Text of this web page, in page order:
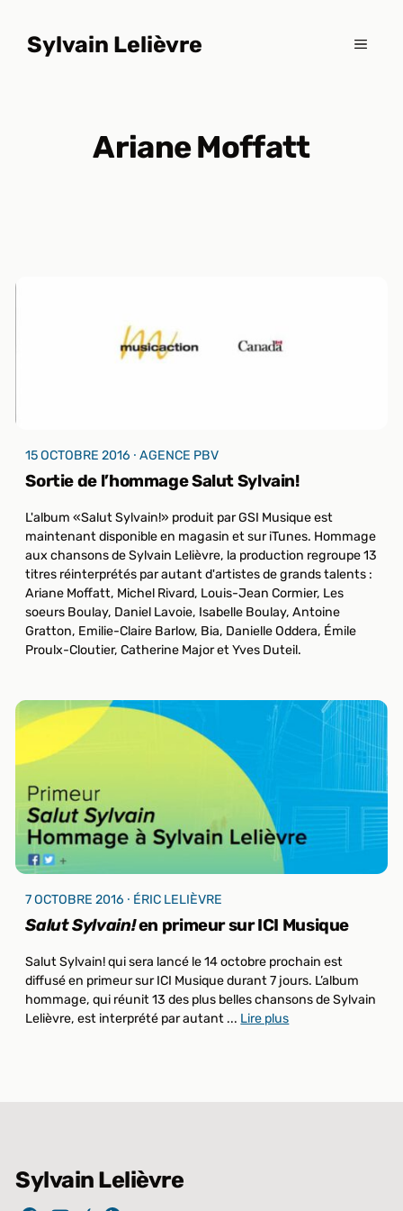
contenuSylvain Lelièvre MENU
Ariane Moffatt
Sortie de l’hommage Salut Sylvain!
15 OCTOBRE 2016 ⸱ AGENCE PBV
L'album «Salut Sylvain!» produit par GSI Musique est
maintenant disponible en magasin et sur iTunes. Hommage
aux chansons de Sylvain Lelièvre, la production regroupe 13
titres réinterprétés par autant d'artistes de grands talents :
Ariane Moffatt, Michel Rivard, Louis-Jean Cormier, Les
soeurs Boulay, Daniel Lavoie, Isabelle Boulay, Antoine
Gratton, Emilie-Claire Barlow, Bia, Danielle Oddera, Émile
Proulx-Cloutier, Catherine Major et Yves Duteil.
Salut Sylvain!en primeur sur ICI Musique
7 OCTOBRE 2016 ⸱ ÉRIC LELIÈVRE
Salut Sylvain! qui sera lancé le 14 octobre prochain est
diffusé en primeur sur ICI Musique durant 7 jours. L’album
hommage, qui réunit 13 des plus belles chansons de Sylvain
Lelièvre, est interprété par autant ... Lire plus
Sylvain Lelièvre